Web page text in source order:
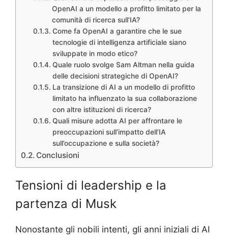
OpenAI a un modello a profitto limitato per la
comunità di ricerca sull’IA?
Come fa OpenAI a garantire che le sue
tecnologie di intelligenza artificiale siano
sviluppate in modo etico?
Quale ruolo svolge Sam Altman nella guida
delle decisioni strategiche di OpenAI?
La transizione di AI a un modello di profitto
limitato ha influenzato la sua collaborazione
con altre istituzioni di ricerca?
Quali misure adotta AI per affrontare le
preoccupazioni sull’impatto dell’IA
sull’occupazione e sulla società?
Conclusioni
Tensioni di leadership e la
partenza di Musk
Nonostante gli nobili intenti, gli anni iniziali di AI